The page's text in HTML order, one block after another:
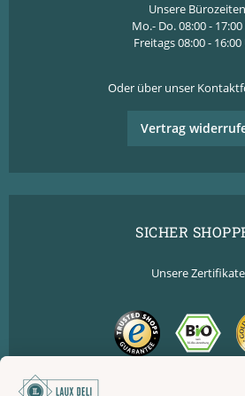
Unsere
Mo.- Do. 08:00 -
Freitags 08:00 -
Oder über unser
Vertrag
SICHER
Unsere Zertifikate